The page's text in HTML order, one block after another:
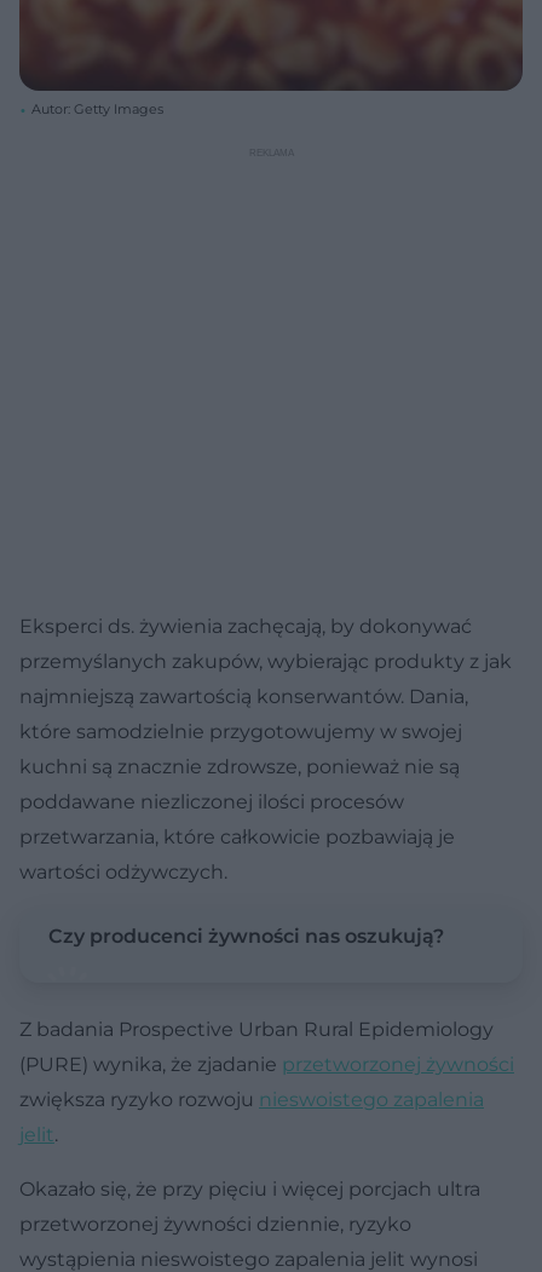
Autor: Getty Images
Eksperci ds. żywienia zachęcają, by dokonywać
przemyślanych zakupów, wybierając produkty z jak
najmniejszą zawartością konserwantów. Dania,
które samodzielnie przygotowujemy w swojej
kuchni są znacznie zdrowsze, ponieważ nie są
poddawane niezliczonej ilości procesów
przetwarzania, które całkowicie pozbawiają je
wartości odżywczych.
Czy producenci żywności nas oszukują?
Z badania Prospective Urban Rural Epidemiology
(PURE) wynika, że zjadanie przetworzonej żywności
zwiększa ryzyko rozwoju nieswoistego zapalenia
jelit.
Okazało się, że przy pięciu i więcej porcjach ultra
przetworzonej żywności dziennie, ryzyko
wystąpienia nieswoistego zapalenia jelit wynosi